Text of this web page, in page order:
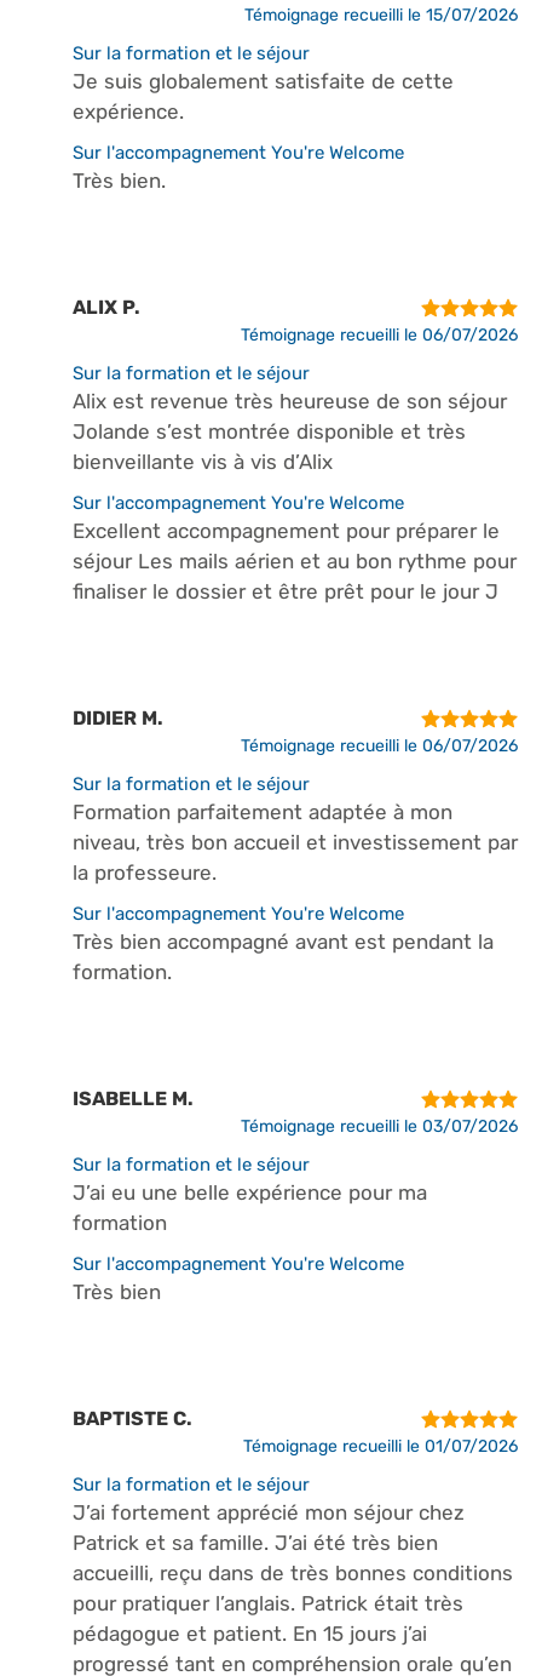
Témoignage recueilli le 15/07/2026
Sur la formation et le séjour
Je suis globalement satisfaite de cette
expérience.
Sur l'accompagnement You're Welcome
Très bien.
ALIX P.
Témoignage recueilli le 06/07/2026
Sur la formation et le séjour
Alix est revenue très heureuse de son séjour
Jolande s’est montrée disponible et très
bienveillante vis à vis d’Alix
Sur l'accompagnement You're Welcome
Excellent accompagnement pour préparer le
séjour Les mails aérien et au bon rythme pour
finaliser le dossier et être prêt pour le jour J
DIDIER M.
Témoignage recueilli le 06/07/2026
Sur la formation et le séjour
Formation parfaitement adaptée à mon
niveau, très bon accueil et investissement par
la professeure.
Sur l'accompagnement You're Welcome
Très bien accompagné avant est pendant la
formation.
ISABELLE M.
Témoignage recueilli le 03/07/2026
Sur la formation et le séjour
J’ai eu une belle expérience pour ma
formation
Sur l'accompagnement You're Welcome
Très bien
BAPTISTE C.
Témoignage recueilli le 01/07/2026
Sur la formation et le séjour
J’ai fortement apprécié mon séjour chez
Patrick et sa famille. J’ai été très bien
accueilli, reçu dans de très bonnes conditions
pour pratiquer l’anglais. Patrick était très
pédagogue et patient. En 15 jours j’ai
progressé tant en compréhension orale qu’en